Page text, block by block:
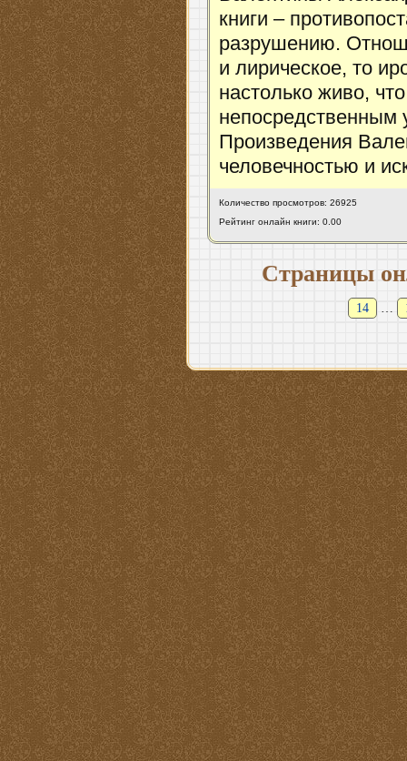
книги –
разрушению.
и лирическое, то
настолько живо,
непосредственным
Произведения
человечностью и
Количество просмотров: 26925
Рейтинг онлайн книги: 0.00
Страницы
14 …